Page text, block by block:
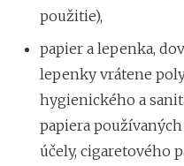
použitie),
papier a lepenka,
lepenky vrátene
hygienického a
papiera
účely, cigaretového